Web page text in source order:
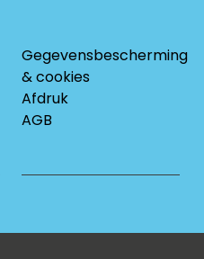
Gegevensbescherming
& cookies
Afdruk
AGB